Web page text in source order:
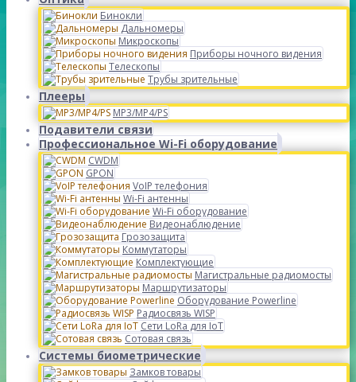
Бинокли
Дальномеры
Микроскопы
Приборы ночного видения
Телескопы
Трубы зрительные
Плееры
MP3/MP4/PS
Подавители связи
Профессиональное Wi-Fi оборудование
CWDM
GPON
VoIP телефония
Wi-Fi антенны
Wi-Fi оборудование
Видеонаблюдение
Грозозащита
Коммутаторы
Комплектующие
Магистральные радиомосты
Маршрутизаторы
Оборудование Powerline
Радиосвязь WISP
Сети LoRa для IoT
Сотовая связь
Системы биометрические
Замков товары